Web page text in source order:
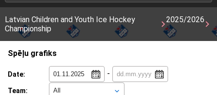
Latvian Children and Youth Ice Hockey
Championship
2025/2026
Spēļu grafiks
Date: -
Team: